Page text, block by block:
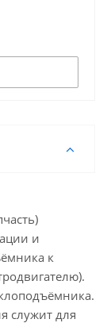
и
к
служит для